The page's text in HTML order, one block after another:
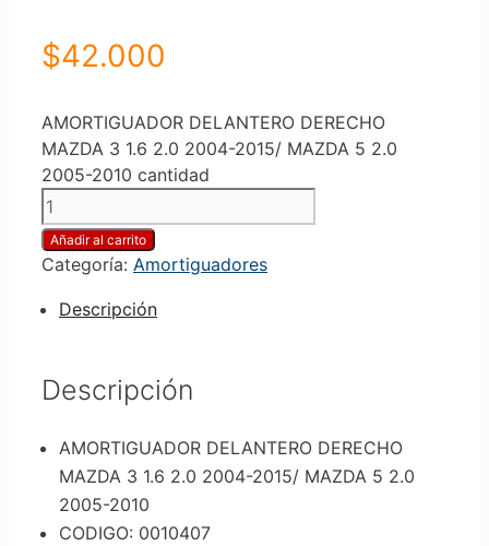
$42.000
AMORTIGUADOR DELANTERO DERECHO
MAZDA 3 1.6 2.0 2004-2015/ MAZDA 5 2.0
2005-2010 cantidad
Añadir al carrito
Categoría: Amortiguadores
Descripción
Descripción
AMORTIGUADOR DELANTERO DERECHO
MAZDA 3 1.6 2.0 2004-2015/ MAZDA 5 2.0
2005-2010
CODIGO: 0010407